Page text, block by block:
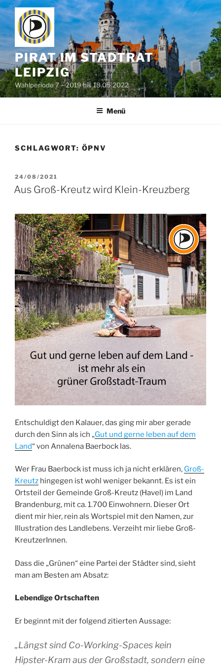
Zum
Inhalt
springen
PIRAT IM STADTRAT
LEIPZIG
Wahlperiode 7 – 2019 bis 18.05.2022
Menü
SCHLAGWORT: ÖPNV
VERÖFFENTLICHT
AM
24/08/2021
Aus Groß-Kreutz wird Klein-Kreuzberg
Entschuldigt den Kalauer, das ging mir aber gerade
durch den Sinn als ich „Gut und gerne leben auf dem
Land“ von Annalena Baerbock las.
Wer Frau Baerbock ist muss ich ja nicht erklären, Groß-
Kreutz hingegen ist wohl weniger bekannt. Es ist ein
Ortsteil der Gemeinde Groß-Kreutz (Havel) im Land
Brandenburg, mit ca. 1.700 Einwohnern. Dieser Ort
dient mir hier, rein als Wortspiel mit den Namen, zur
Illustration des Landlebens. Verzeiht mir liebe Groß-
KreutzerInnen.
Dass die „Grünen“ eine Partei der Städter sind, sieht
man am Besten am Absatz:
Lebendige Ortschaften
Er beginnt mit der folgend zitierten Aussage:
„Längst sind Co-Working-Spaces kein
Hipster-Kram aus der Großstadt, sondern eine